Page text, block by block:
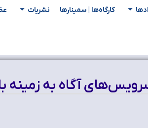
کارگاه‌ها | سمینار‌ها نشریات
آگاه به زمینه